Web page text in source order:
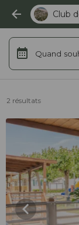
Club
Quand
2 résultats